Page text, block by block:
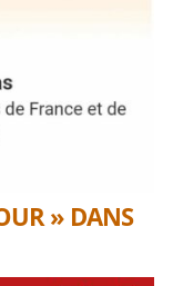
» DANS